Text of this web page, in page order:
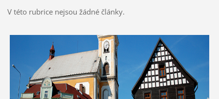
V této rubrice nejsou žádné články.